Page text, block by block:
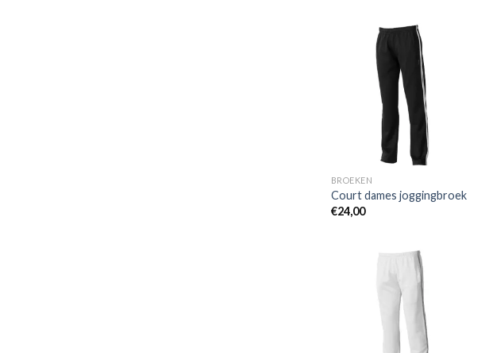
Toevoegen
wenslijst
BROEKEN
Court dames joggingbroek
€24,00
Toevoegen
wenslijst